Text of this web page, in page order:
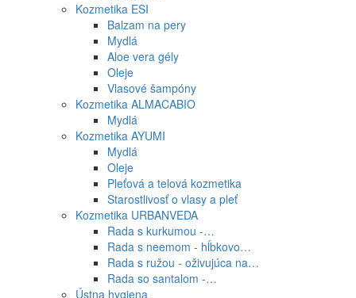
Kozmetika ESI
Balzam na pery
Mydlá
Aloe vera gély
Oleje
Vlasové šampóny
Kozmetika ALMACABIO
Mydlá
Kozmetika AYUMI
Mydlá
Oleje
Pleťová a telová kozmetika
Starostlivosť o vlasy a pleť
Kozmetika URBANVEDA
Rada s kurkumou -…
Rada s neemom - hĺbkovo…
Rada s ružou - oživujúca na…
Rada so santalom -…
Ústna hygiena